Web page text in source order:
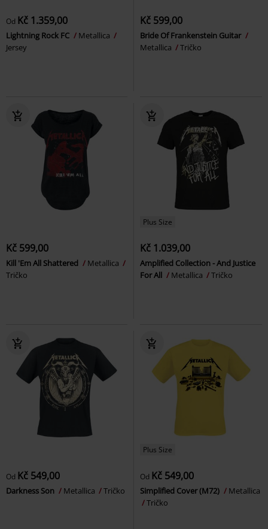
Od Kč 1.359,00
Lightning Rock FC
Metallica
Jersey
Kč 599,00
Bride Of Frankenstein Guitar
Metallica
Tričko
Kč 599,00
Kill 'Em All Shattered
Metallica
Tričko
Plus Size
Kč 1.039,00
Amplified Collection - And Justice
For All
Metallica Tričko
Od Kč 549,00
Darkness Son Metallica Tričko
Plus Size
Od Kč 549,00
Simplified Cover (M72)
Metallica
Tričko